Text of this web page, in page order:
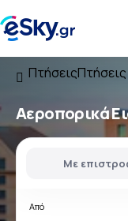
Πτήσεις
Αεροπορικά
Με
Από